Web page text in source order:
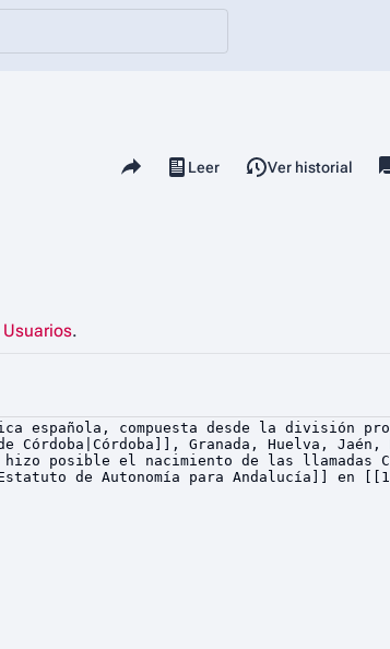
Comparte esta página
Vistas
Leer
Ver código fuenteVer historial
Usuarios.